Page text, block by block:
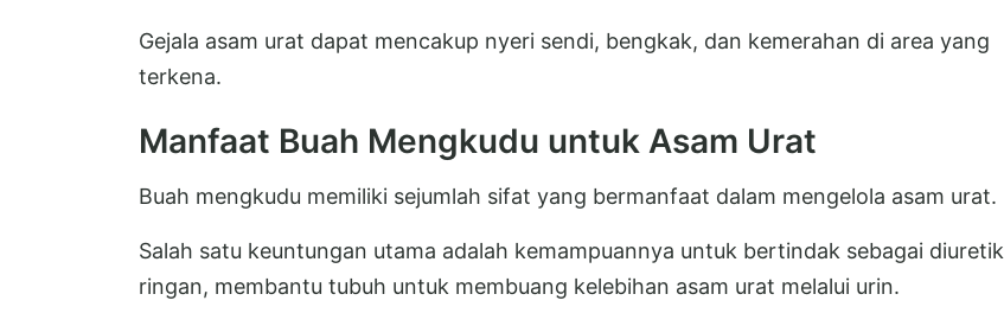
Gejala asam urat dapat mencakup nyeri sendi, bengkak, dan kemerahan di area yang
terkena.
Manfaat Buah Mengkudu untuk Asam Urat
Buah mengkudu memiliki sejumlah sifat yang bermanfaat dalam mengelola asam urat.
Salah satu keuntungan utama adalah kemampuannya untuk bertindak sebagai diuretik
ringan, membantu tubuh untuk membuang kelebihan asam urat melalui urin.